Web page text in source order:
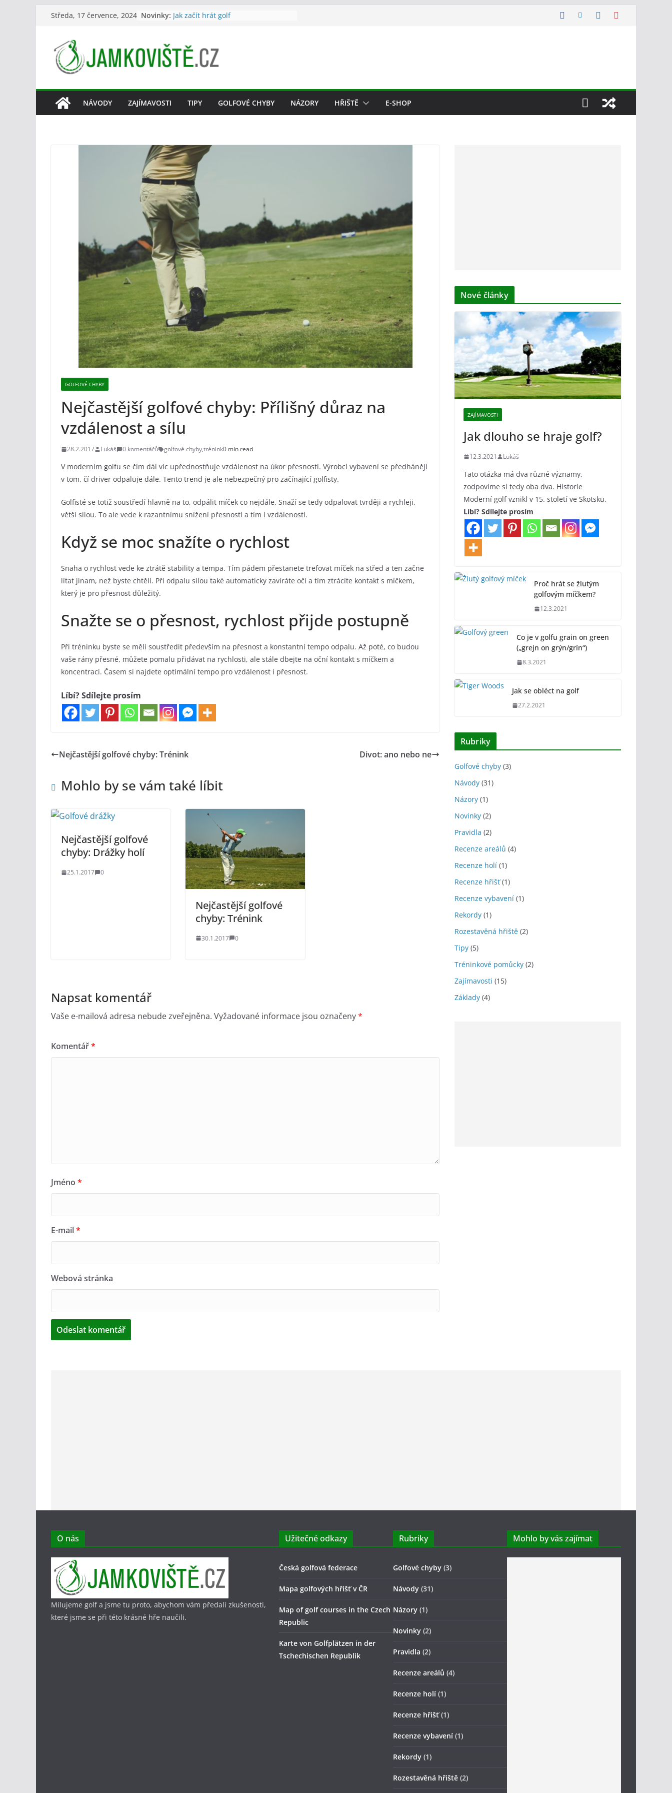
Přeskočit
Středa, 17 července, 2024 Novinky: Jak začít hrát golf
míčkem?
Co je v golfu grain on green („grejn
on grýn/grín“)
NÁVODY ZAJÍMAVOSTI TIPY GOLFOVÉ CHYBY NÁZORY HŘIŠTĚ E-SHOP
GOLFOVÉ CHYBY
Nejčastější golfové chyby: Přílišný důraz na
vzdálenost a sílu
28.2.2017 Lukáš 0 komentářů golfové chyby,trénink0 min read
V moderním golfu se čím dál víc upřednostňuje vzdálenost na úkor přesnosti. Výrobci vybavení se předhánějí
v tom, čí driver odpaluje dále. Tento trend je ale nebezpečný pro začínající golfisty.
Golfisté se totiž soustředí hlavně na to, odpálit míček co nejdále. Snaží se tedy odpalovat tvrději a rychleji,
větší silou. To ale vede k razantnímu snížení přesnosti a tím i vzdálenosti.
Když se moc snažíte o rychlost
Snaha o rychlost vede ke ztrátě stability a tempa. Tím pádem přestanete trefovat míček na střed a ten začne
lítat jinam, než byste chtěli. Při odpalu silou také automaticky zavíráte oči a tím ztrácíte kontakt s míčkem,
který je pro přesnost důležitý.
Snažte se o přesnost, rychlost přijde postupně
Při tréninku byste se měli soustředit především na přesnost a konstantní tempo odpalu. Až poté, co budou
vaše rány přesné, můžete pomalu přidávat na rychlosti, ale stále dbejte na oční kontakt s míčkem a
koncentraci. Časem si najdete optimální tempo pro vzdálenost i přesnost.
Líbí? Sdílejte prosím
Nejčastější golfové chyby: Trénink Divot: ano nebo ne
Mohlo by se vám také líbit
Nejčastější golfové
chyby: Drážky holí
25.1.2017 0
Nejčastější golfové
chyby: Trénink
30.1.2017 0
Napsat komentář
Vaše e-mailová adresa nebude zveřejněna. Vyžadované informace jsou označeny*
Komentář*
Jméno *
E-mail*
Webová stránka
Nové články
ZAJÍMAVOSTI
Jak dlouho se hraje golf?
12.3.2021 Lukáš
Tato otázka má dva různé významy,
zodpovíme si tedy oba dva. Historie
Moderní golf vznikl v 15. století ve Skotsku,
Líbí? Sdílejte prosím
Proč hrát se žlutým
golfovým míčkem?
12.3.2021
Co je v golfu grain on green
(„grejn on grýn/grín“)
8.3.2021
Jak se obléct na golf
27.2.2021
Rubriky
Golfové chyby (3)
Návody (31)
Názory (1)
Novinky (2)
Pravidla (2)
Recenze areálů (4)
Recenze holí (1)
Recenze hřišť(1)
Recenze vybavení (1)
Rekordy (1)
Rozestavěná hřiště (2)
Tipy (5)
Tréninkové pomůcky (2)
Zajímavosti (15)
Základy (4)
O nás
Milujeme golf a jsme tu proto, abychom vám předali zkušenosti,
které jsme se při této krásné hře naučili.
Užitečné odkazy
Česká golfová federace
Mapa golfových hřišť v ČR
Map of golf courses in the Czech
Republic
Karte von Golfplätzen in der
Tschechischen Republik
Rubriky
Golfové chyby (3)
Návody (31)
Názory (1)
Novinky (2)
Pravidla (2)
Recenze areálů (4)
Recenze holí (1)
Recenze hřišť(1)
Recenze vybavení (1)
Rekordy (1)
Rozestavěná hřiště (2)
Mohlo by vás zajímat